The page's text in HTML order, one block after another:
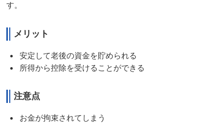
す。
メリット
安定して老後の資金を貯められる
所得から控除を受けることができる
注意点
お金が拘束されてしまう